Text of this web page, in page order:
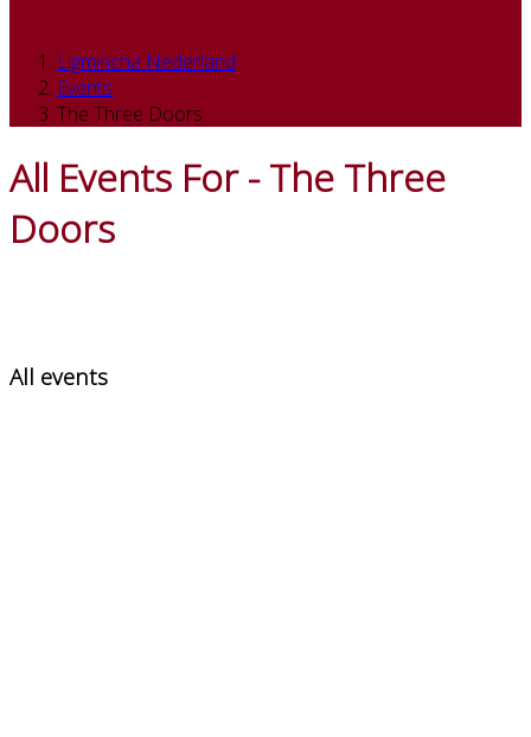
Ligmincha Nederland
Events
The Three Doors
All Events For - The Three
Doors
All events